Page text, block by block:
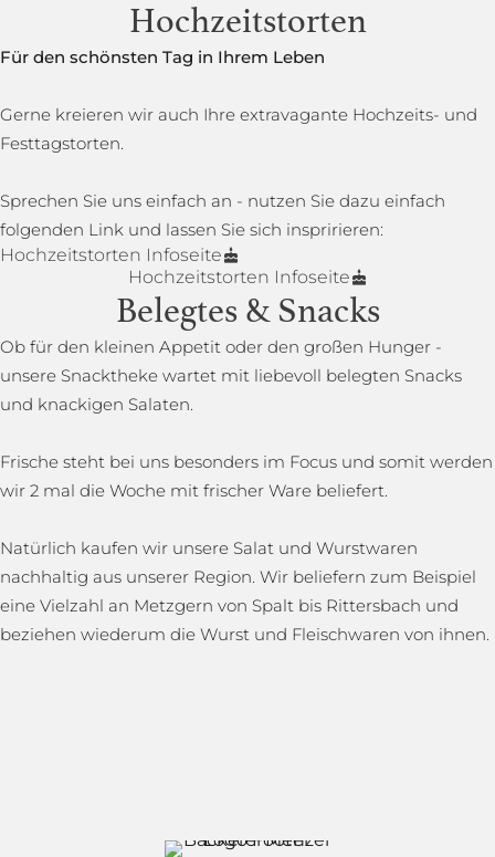
Hochzeitstorten
Für den schönsten Tag in Ihrem Leben
Gerne kreieren wir auch Ihre extravagante Hochzeits- und
Festtagstorten.
Sprechen Sie uns einfach an - nutzen Sie dazu einfach
folgenden Link und lassen Sie sich inspririeren:
Hochzeitstorten Infoseite
Hochzeitstorten Infoseite
Belegtes & Snacks
Ob für den kleinen Appetit oder den großen Hunger -
unsere Snacktheke wartet mit liebevoll belegten Snacks
und knackigen Salaten.
Frische steht bei uns besonders im Focus und somit werden
wir 2 mal die Woche mit frischer Ware beliefert.
Natürlich kaufen wir unsere Salat und Wurstwaren
nachhaltig aus unserer Region. Wir beliefern zum Beispiel
eine Vielzahl an Metzgern von Spalt bis Rittersbach und
beziehen wiederum die Wurst und Fleischwaren von ihnen.